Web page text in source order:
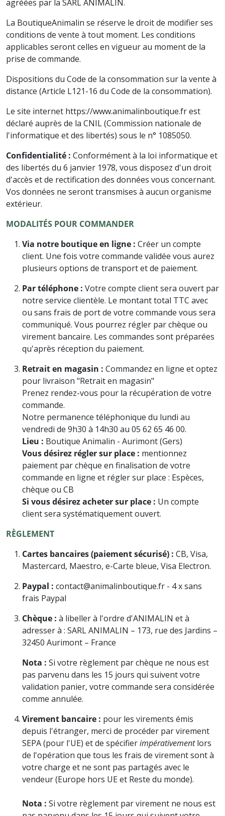
agréées par la SARL ANIMALIN.
La BoutiqueAnimalin se réserve le droit de modifier ses
conditions de vente à tout moment. Les conditions
applicables seront celles en vigueur au moment de la
prise de commande.
Dispositions du Code de la consommation sur la vente à
distance (Article L121-16 du Code de la consommation).
Le site internet https://www.animalinboutique.fr est
déclaré auprès de la CNIL (Commission nationale de
l'informatique et des libertés) sous le n° 1085050.
Confidentialité : Conformément à la loi informatique et
des libertés du 6 janvier 1978, vous disposez d'un droit
d'accès et de rectification des données vous concernant.
Vos données ne seront transmises à aucun organisme
extérieur.
MODALITÉS POUR COMMANDER
Via notre boutique en ligne : Créer un compte
client. Une fois votre commande validée vous aurez
plusieurs options de transport et de paiement.
Par téléphone : Votre compte client sera ouvert par
notre service clientèle. Le montant total TTC avec
ou sans frais de port de votre commande vous sera
communiqué. Vous pourrez régler par chèque ou
virement bancaire. Les commandes sont préparées
qu'après réception du paiement.
Retrait en magasin : Commandez en ligne et optez
pour livraison "Retrait en magasin"
Prenez rendez-vous pour la récupération de votre
commande.
Notre permanence téléphonique du lundi au
vendredi de 9h30 à 14h30 au 05 62 65 46 00.
Lieu : Boutique Animalin - Aurimont (Gers)
Vous désirez régler sur place : mentionnez
paiement par chèque en finalisation de votre
commande en ligne et régler sur place : Espèces,
chèque ou CB
Si vous désirez acheter sur place : Un compte
client sera systématiquement ouvert.
RÈGLEMENT
Cartes bancaires (paiement sécurisé) : CB, Visa,
Mastercard, Maestro, e-Carte bleue, Visa Electron.
Paypal : contact@animalinboutique.fr - 4 x sans
frais Paypal
Chèque : à libeller à l'ordre d'ANIMALIN et à
adresser à : SARL ANIMALIN – 173, rue des Jardins –
32450 Aurimont – France
Nota : Si votre règlement par chèque ne nous est
pas parvenu dans les 15 jours qui suivent votre
validation panier, votre commande sera considérée
comme annulée.
Virement bancaire : pour les virements émis
depuis l'étranger, merci de procéder par virement
SEPA (pour l'UE) et de spécifierimpérativementlors
de l'opération que tous les frais de virement sont à
votre charge et ne sont pas partagés avec le
vendeur (Europe hors UE et Reste du monde).
Nota : Si votre règlement par virement ne nous est